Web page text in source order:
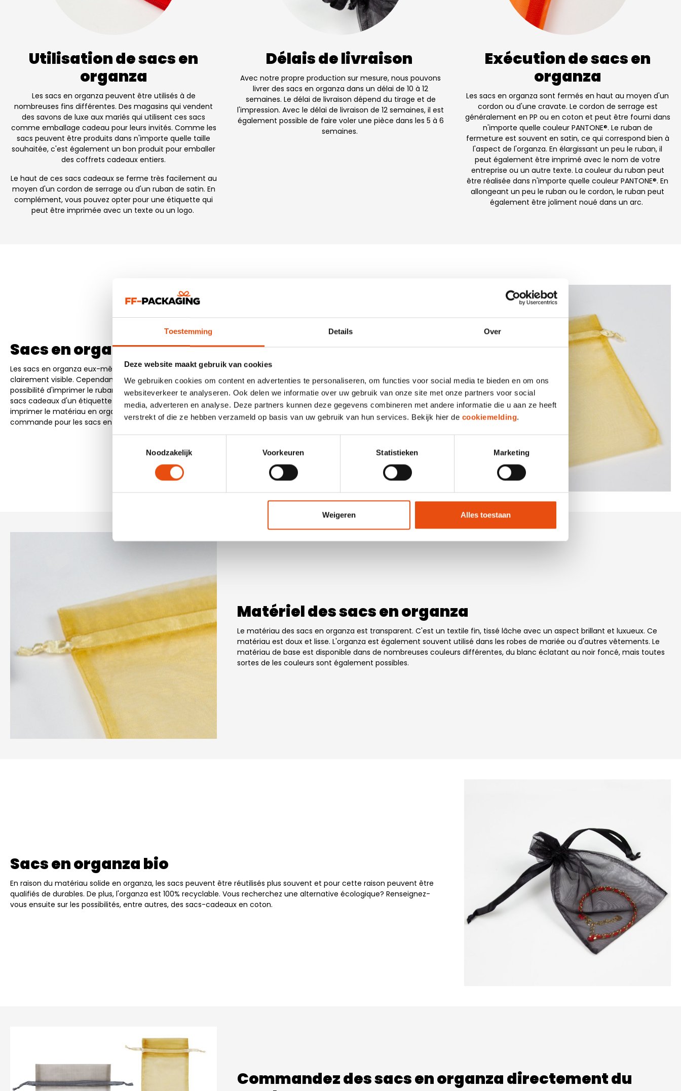
Toestemming Details Over
Deze website maakt gebruik van cookies
We gebruiken cookies om content en advertenties te personaliseren, om functies voor social media te bieden en om ons
websiteverkeer te analyseren. Ook delen we informatie over uw gebruik van onze site met onze partners voor social
media, adverteren en analyse. Deze partners kunnen deze gegevens combineren met andere informatie die u aan ze heeft
verstrekt of die ze hebben verzameld op basis van uw gebruik van hun services. Bekijk hier de cookiemelding.
Noodzakelijk
Voorkeuren Statistieken Marketing
Weigeren Alles toestaan
Utilisation de sacs en
organza
Les sacs en organza peuvent être utilisés à de
nombreuses fins différentes. Des magasins qui vendent
des savons de luxe aux mariés qui utilisent ces sacs
comme emballage cadeau pour leurs invités. Comme les
sacs peuvent être produits dans n'importe quelle taille
souhaitée, c'est également un bon produit pour emballer
des coffrets cadeaux entiers.
Le haut de ces sacs cadeaux se ferme très facilement au
moyen d'un cordon de serrage ou d'un ruban de satin. En
complément, vous pouvez opter pour une étiquette qui
peut être imprimée avec un texte ou un logo.
Délais de livraison
Avec notre propre production sur mesure, nous pouvons
livrer des sacs en organza dans un délai de 10 à 12
semaines. Le délai de livraison dépend du tirage et de
l'impression. Avec le délai de livraison de 12 semaines, il est
également possible de faire voler une pièce dans les 5 à 6
semaines.
Exécution de sacs en
organza
Les sacs en organza sont fermés en haut au moyen d'un
cordon ou d'une cravate. Le cordon de serrage est
généralement en PP ou en coton et peut être fourni dans
n'importe quelle couleur PANTONE®. Le ruban de
fermeture est souvent en satin, ce qui correspond bien à
l'aspect de l'organza. En élargissant un peu le ruban, il
peut également être imprimé avec le nom de votre
entreprise ou un autre texte. La couleur du ruban peut
être réalisée dans n'importe quelle couleur PANTONE®. En
allongeant un peu le ruban ou le cordon, le ruban peut
également être joliment noué dans un arc.
Sacs en organza imprimés
Les sacs en organza eux-mêmes ne sont généralement pas imprimés, précisément pour que le matériau de luxe reste
clairement visible. Cependant, on voit souvent qu'un ruban de fermeture en satin sur le dessus est choisi avec la
possibilité d'imprimer le ruban avec le nom de votre entreprise ou un autre texte. Il est également possible de munir les
sacs cadeaux d'un étiquette cousue sur laquelle votre nom ou logo peut être correctement imprimé. Voulez-vous
imprimer le matériau en organza? N'hésitez pas à vous renseigner sur les possibilités. La quantité minimum de
commande pour les sacs en organza imprimés est de 500 pièces.
Matériel des sacs en organza
Le matériau des sacs en organza est transparent. C'est un textile fin, tissé lâche avec un aspect brillant et luxueux. Ce
matériau est doux et lisse. L'organza est également souvent utilisé dans les robes de mariée ou d'autres vêtements. Le
matériau de base est disponible dans de nombreuses couleurs différentes, du blanc éclatant au noir foncé, mais toutes
sortes de les couleurs sont également possibles.
Sacs en organza bio
En raison du matériau solide en organza, les sacs peuvent être réutilisés plus souvent et pour cette raison peuvent être
qualifiés de durables. De plus, l'organza est 100% recyclable. Vous recherchez une alternative écologique? Renseignez-
vous ensuite sur les possibilités, entre autres, des sacs-cadeaux en coton.
Commandez des sacs en organza directement du